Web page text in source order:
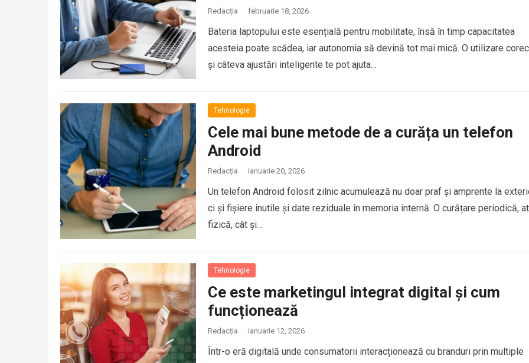
Redacția · februarie 18, 2026
Bateria laptopului este esențială pentru mobilitate, însă în timp capacitatea
acesteia poate scădea, iar autonomia să devină tot mai mică. O utilizare
și câteva ajustări inteligente te pot ajuta…
Tehnologie
Cele mai bune metode de a curăța un telefon
Android
Redacția · ianuarie 20, 2026
Un telefon Android folosit zilnic acumulează nu doar praf și amprente la
ci și fișiere inutile și date reziduale în memoria internă. O curățare periodică,
fizică, cât și…
Tehnologie
Ce este marketingul integrat digital și cum
funcționează
Redacția · ianuarie 12, 2026
Într-o eră digitală unde consumatorii interacționează cu branduri prin multiple